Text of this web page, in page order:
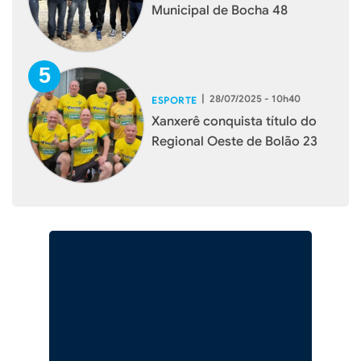
Municipal de Bocha 48
ESPORTE | 28/07/2025 - 10h40
Xanxerê conquista título do
Regional Oeste de Bolão 23